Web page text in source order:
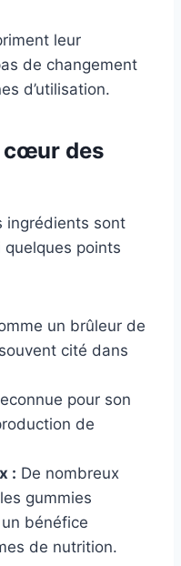
leur
de changement
d’utilisation.
cœur des
ingrédients sont
quelques points
un brûleur de
cité dans
pour son
de
: De nombreux
gummies
bénéfice
de nutrition.